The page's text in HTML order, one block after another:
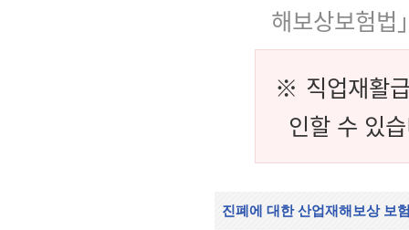
해보상보험법
※ 직업재활
인할 수 있
진폐에 대한 산업재해보상 보